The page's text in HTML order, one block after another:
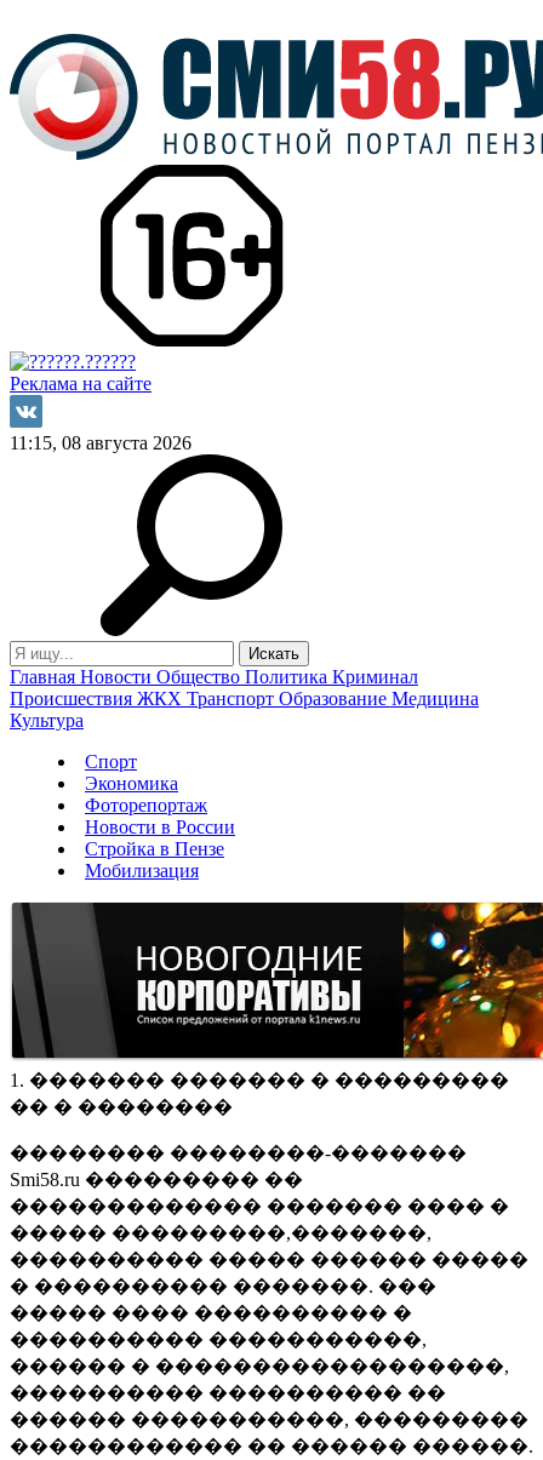
Реклама на сайте
11:15, 08 августа 2026
Главная Новости Общество Политика Криминал
Происшествия ЖКХ Транспорт Образование Медицина
Культура
Спорт
Экономика
Фоторепортаж
Новости в России
Стройка в Пензе
Мобилизация
1. ������� ������� � ���������
�� � ��������
�������� ��������-�������
Smi58.ru ��������� ��
������������� ������� ���� �
����� ���������,�������,
���������� ����� ������ �����
� ���������� �������. ���
����� ���� ���������� �
���������� �����������,
������ � ������������������,
���������� ���������� ��
������ �����������, ���������
������������ �� ������ ������.